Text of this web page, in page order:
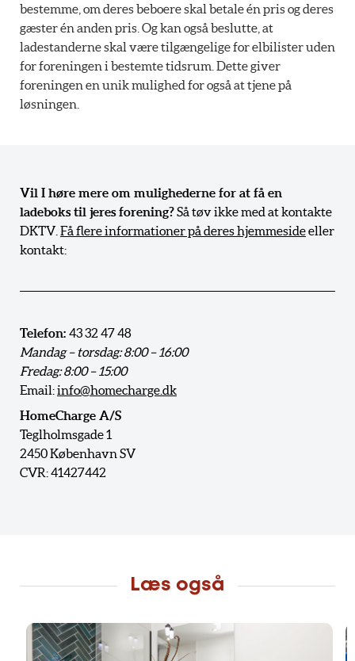
bestemme, om deres beboere skal betale én pris og deres
gæster én anden pris. Og kan også beslutte, at
ladestanderne skal være tilgængelige for elbilister uden
for foreningen i bestemte tidsrum. Dette giver
foreningen en unik mulighed for også at tjene på
løsningen.
Vil I høre mere om mulighederne for at få en
ladeboks til jeres forening?Så tøv ikke med at kontakte
DKTV. Få flere informationer på deres hjemmesideeller
kontakt:
Telefon: 43 32 47 48
Mandag – torsdag: 8:00 – 16:00
Fredag: 8:00 – 15:00
Email:info@homecharge.dk
HomeCharge A/S
Teglholmsgade 1
2450 København SV
CVR: 41427442
Læs også